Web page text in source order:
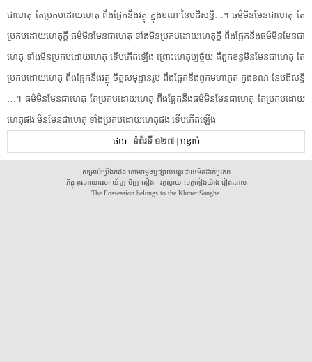
ជាហេតុ តែ​ប្រកបដោយ​ហេតុ ពឹងផ្អែក​នឹង​វត្ថុ ក្នុង​ខណៈ​នៃ​បដិសន្ធិ​…។ ធម៌​មិនមែន​ជាហេតុ តែ​
ប្រកបដោយ​ហេតុ​ក្តី ធម៌​មិនមែន​ជាហេតុ ទាំង​មិន​ប្រកបដោយ​ហេតុ​ក្តី ពឹងផ្អែក​នឹង​ធម៌​មិនមែន​ជា
ហេតុ ទាំង​មិន​ប្រកបដោយ​ហេតុ ទើប​កើតឡើង ព្រោះ​ហេតុ​ប្ប​ច្ច័​យ គឺ​ពួក​ខន្ធ​មិនមែន​ជាហេតុ តែ​
ប្រកបដោយ​ហេតុ ពឹងផ្អែក​នឹង​វត្ថុ ចិត្តសមុដ្ឋាន​រូប ពឹងផ្អែក​នឹង​ពួក​មហាភូត ក្នុង​ខណៈ​នៃ​បដិសន្ធិ​
…។ ធម៌​មិនមែន​ជាហេតុ តែ​ប្រកបដោយ​ហេតុ ពឹងផ្អែក​នឹង​ធម៌​មិនមែន​ជាហេតុ តែ​ប្រកបដោយ​
ហេតុ​ផង មិនមែន​ជាហេតុ ទាំង​ប្រកបដោយ​ហេតុ​ផង ទើប​កើតឡើង
ថយ| ទំព័រទី ១២៧| បន្ទាប់
សម្រាប់ប្រើឯកជន ហាមចម្លងឬផ្សាយបន្តដោយមិនដាក់ប្រភព
ភិក្ខុ គុណឃោសោ យ័ញ មិញ គឿង - វត្តស្វាយ ខេត្តគៀងយ៉ាង វៀតណាម
The Possession belongs to the Khmer Sangha.